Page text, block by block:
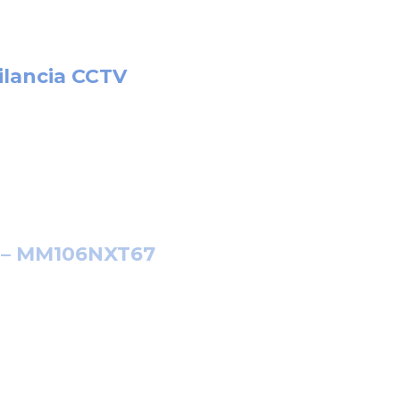
CCTV
MM106NXT67